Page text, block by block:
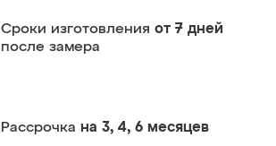
Сроки изготовления от 7 дней
после замера
Рассрочка на 3, 4, 6 месяцев